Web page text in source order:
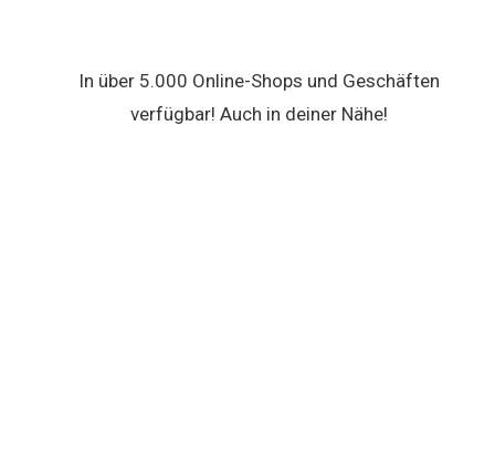
In über 5.000 Online-Shops und Geschäften
verfügbar! Auch in deiner Nähe!